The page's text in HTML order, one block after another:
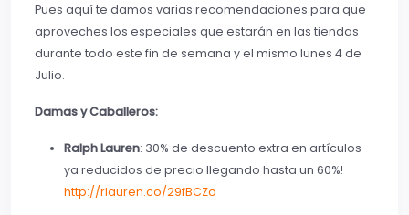
Pues aquí te damos varias recomendaciones para que
aproveches los especiales que estarán en las tiendas
durante todo este fin de semana y el mismo lunes 4 de
Julio.
Damas y Caballeros:
Ralph Lauren: 30% de descuento extra en artículos
ya reducidos de precio llegando hasta un 60%!
http://rlauren.co/29fBCZo